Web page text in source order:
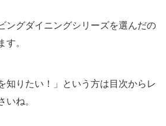
ングダイニングシリーズを選んだの
す。
知りたい！」という方は目次からレ
いね。